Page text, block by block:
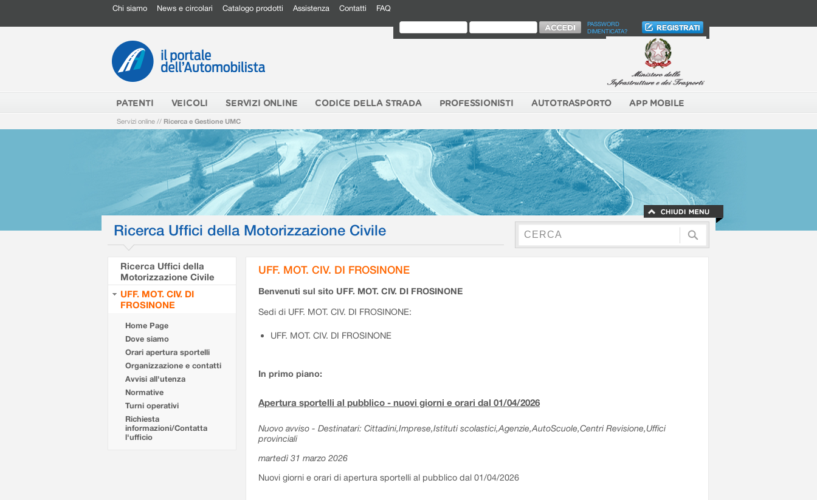
Chi siamo News e circolari Catalogo prodotti Assistenza Contatti FAQ
PASSWORD
DIMENTICATA?
PATENTI VEICOLI SERVIZI ONLINE CODICE DELLA STRADA PROFESSIONISTI AUTOTRASPORTO APP MOBILE
Servizi online // Ricerca e Gestione UMC
Ricerca Uffici della Motorizzazione Civile
Ricerca Uffici della
Motorizzazione Civile
UFF. MOT. CIV. DI
FROSINONE
Home Page
Dove siamo
Orari apertura sportelli
Organizzazione e contatti
Avvisi all'utenza
Normative
Turni operativi
Richiesta
informazioni/Contatta
l'ufficio
UFF. MOT. CIV. DI FROSINONE
Benvenuti sul sito UFF. MOT. CIV. DI FROSINONE
Sedi di UFF. MOT. CIV. DI FROSINONE:
UFF. MOT. CIV. DI FROSINONE
In primo piano:
Apertura sportelli al pubblico - nuovi giorni e orari dal 01/04/2026
Nuovo avviso - Destinatari: Cittadini,Imprese,Istituti scolastici,Agenzie,AutoScuole,Centri Revisione,Uffici
provinciali
martedì 31 marzo 2026
Nuovi giorni e orari di apertura sportelli al pubblico dal 01/04/2026